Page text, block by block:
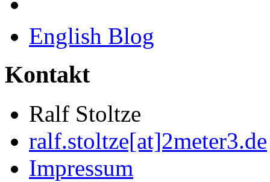
English Blog
Kontakt
Ralf Stoltze
ralf.stoltze[at]2meter3.de
Impressum